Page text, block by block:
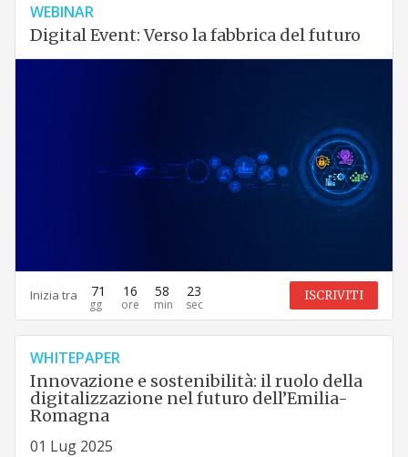
WEBINAR
Digital Event: Verso la fabbrica del futuro
Inizia tra 71 16 58 22 ISCRIVITI
WHITEPAPER
Innovazione e sostenibilità: il ruolo della
digitalizzazione nel futuro dell’Emilia-
Romagna
01 Lug 2025